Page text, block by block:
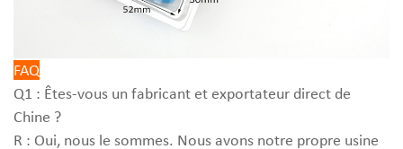
FAQ
Q1 : Êtes-vous un fabricant et exportateur direct de
Chine ?
R : Oui, nous le sommes. Nous avons notre propre usine